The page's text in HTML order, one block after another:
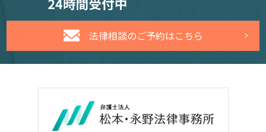
法律相談のご予約はこちら